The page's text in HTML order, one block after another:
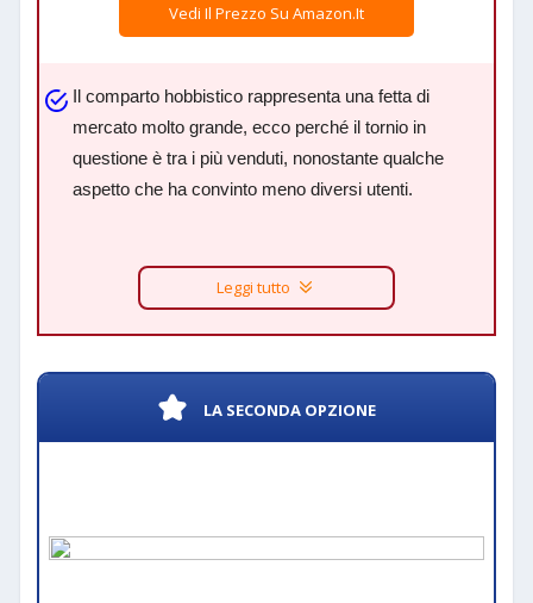
Vedi Il Prezzo Su Amazon.it
Il comparto hobbistico rappresenta una fetta di
mercato molto grande, ecco perché il tornio in
questione è tra i più venduti, nonostante qualche
aspetto che ha convinto meno diversi utenti.
Leggi tutto
LA SECONDA OPZIONE